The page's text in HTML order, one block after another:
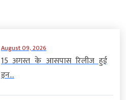
August 09, 2026
15 अगस्त के आसपास रिलीज हुई
इन...